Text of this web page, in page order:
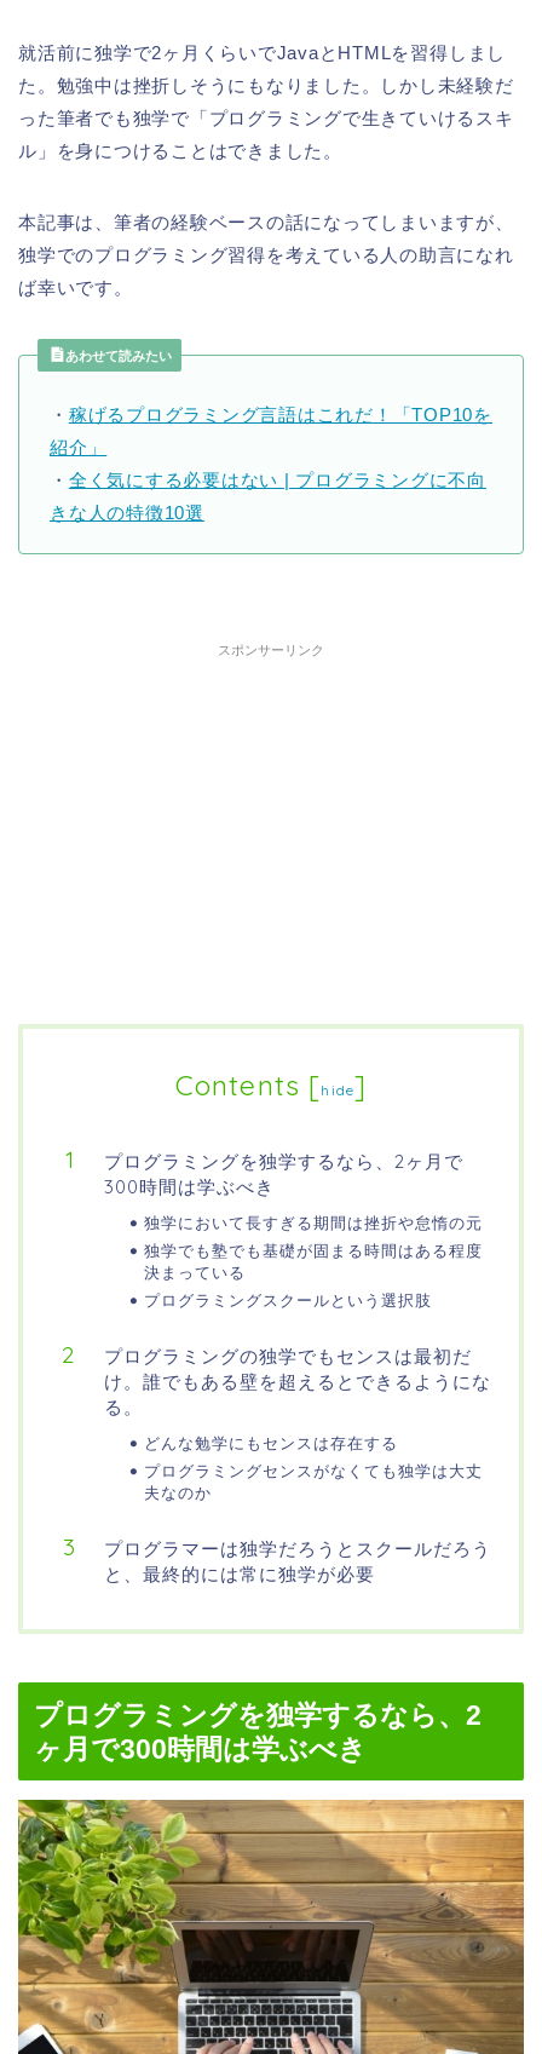
就活前に独学で2ヶ月くらいでJavaとHTMLを習得しまし
た。勉強中は挫折しそうにもなりました。しかし未経験だ
った筆者でも独学で「プログラミングで生きていけるスキ
ル」を身につけることはできました。
本記事は、筆者の経験ベースの話になってしまいますが、
独学でのプログラミング習得を考えている人の助言になれ
ば幸いです。
あわせて読みたい
・ 稼げるプログラミング言語はこれだ！「TOP10を
紹介」
・ 全く気にする必要はない | プログラミングに不向
きな人の特徴10選
スポンサーリンク
Contents [hide]
プログラミングを独学するなら、2ヶ月で
300時間は学ぶべき
独学において長すぎる期間は挫折や怠惰の元
独学でも塾でも基礎が固まる時間はある程度
決まっている
プログラミングスクールという選択肢
プログラミングの独学でもセンスは最初だ
け。誰でもある壁を超えるとできるようにな
る。
どんな勉学にもセンスは存在する
プログラミングセンスがなくても独学は大丈
夫なのか
プログラマーは独学だろうとスクールだろう
と、最終的には常に独学が必要
プログラミングを独学するなら、2
ヶ月で300時間は学ぶべき